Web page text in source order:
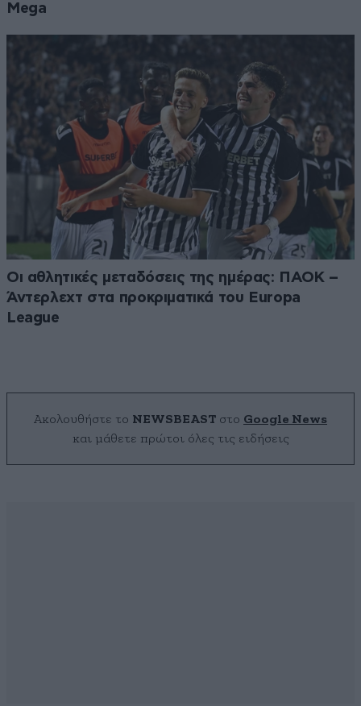
Mega
Οι αθλητικές μεταδόσεις της ημέρας: ΠΑΟΚ –
Άντερλεχτ στα προκριματικά του Europa
League
Ακολουθήστε το NEWSBEAST στο Google News
και μάθετε πρώτοι όλες τις ειδήσεις